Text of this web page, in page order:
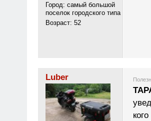
Город: самый большой
поселок городского типа
Возраст: 52
Luber